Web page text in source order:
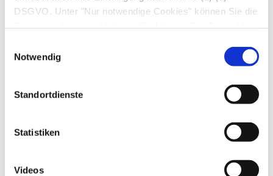
DSGVO. Unter "Nur notwendige Cookies" können Sie die
Notwendig
Standortdienste
Statistiken
Videos
Dr. med. Herbert Renz-Polster in: Gesundheit heute,
08.07.2020